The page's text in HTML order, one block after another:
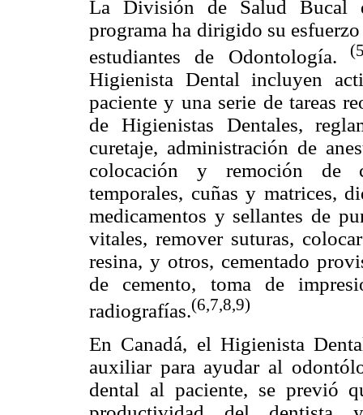
La División de Salud Bucal
programa ha dirigido su
estudiantes de Odontología.
Higienista Dental incluyen
paciente y una serie de tareas
de Higienistas Dentales,
curetaje, administración de
colocación y remoción de
temporales, cuñas y matrices,
medicamentos y sellantes de
vitales, remover suturas,
resina, y otros, cementado
de cemento, toma de
radiografías.(6,7,8,9)
En Canadá, el Higienista
auxiliar para ayudar al
dental al paciente, se previó